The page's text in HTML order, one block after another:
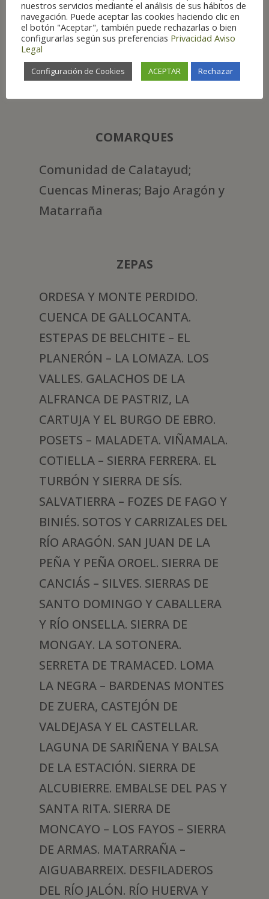
Huesca. Zaragoza. Teruel
COMARQUES
Comunidad de Calatayud;
Cuencas Mineras; Bajo Aragón y
Matarraña
ZEPAS
ORDESA Y MONTE PERDIDO.
CUENCA DE GALLOCANTA.
ESTEPAS DE BELCHITE – EL
PLANERÓN – LA LOMAZA. LOS
VALLES. GALACHOS DE LA
ALFRANCA DE PASTRIZ, LA
CARTUJA Y EL BURGO DE EBRO.
POSETS – MALADETA. VIÑAMALA.
COTIELLA – SIERRA FERRERA. EL
TURBÓN Y SIERRA DE SÍS.
SALVATIERRA – FOZES DE FAGO Y
BINIÉS. SOTOS Y CARRIZALES DEL
RÍO ARAGÓN. SAN JUAN DE LA
PEÑA Y PEÑA OROEL. SIERRA DE
CANCIÁS – SILVES. SIERRAS DE
SANTO DOMINGO Y CABALLERA
Y RÍO ONSELLA. SIERRA DE
MONGAY. LA SOTONERA.
SERRETA DE TRAMACED. LOMA
LA NEGRA – BARDENAS MONTES
DE ZUERA, CASTEJÓN DE
VALDEJASA Y EL CASTELLAR.
LAGUNA DE SARIÑENA Y BALSA
DE LA ESTACIÓN. SIERRA DE
ALCUBIERRE. EMBALSE DEL PAS Y
SANTA RITA. SIERRA DE
MONCAYO – LOS FAYOS – SIERRA
DE ARMAS. MATARRAÑA –
AIGUABARREIX. DESFILADEROS
DEL RÍO JALÓN. RÍO HUERVA Y
nuestros servicios mediante el análisis de sus hábitos de
navegación. Puede aceptar las cookies haciendo clic en
el botón "Aceptar", también puede rechazarlas o bien
configurarlas según sus preferencias Privacidad Aviso
Legal
Configuración de Cookies ACEPTAR Rechazar